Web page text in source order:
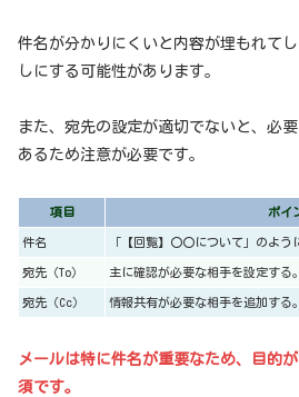
件名が分かりにくいと内容が埋もれて
しにする可能性があります。
また、宛先の設定が適切でないと、必
あるため注意が必要です。
項目 ポイ
件名 「【回覧】〇〇について」のよう
宛先（To） 主に確認が必要な相手を設定する。
宛先（Cc） 情報共有が必要な相手を追加する。
メールは特に件名が重要なため、目的
須です。